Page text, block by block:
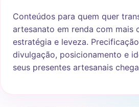
Conteúdos para quem quer
artesanato em renda com mais
estratégia e leveza.
divulgação, posicionamento e
seus presentes artesanais